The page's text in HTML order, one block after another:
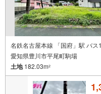
名鉄名古屋本線 「国府」駅 バ
愛知県豊川市平尾町駒場
土地182.03m2